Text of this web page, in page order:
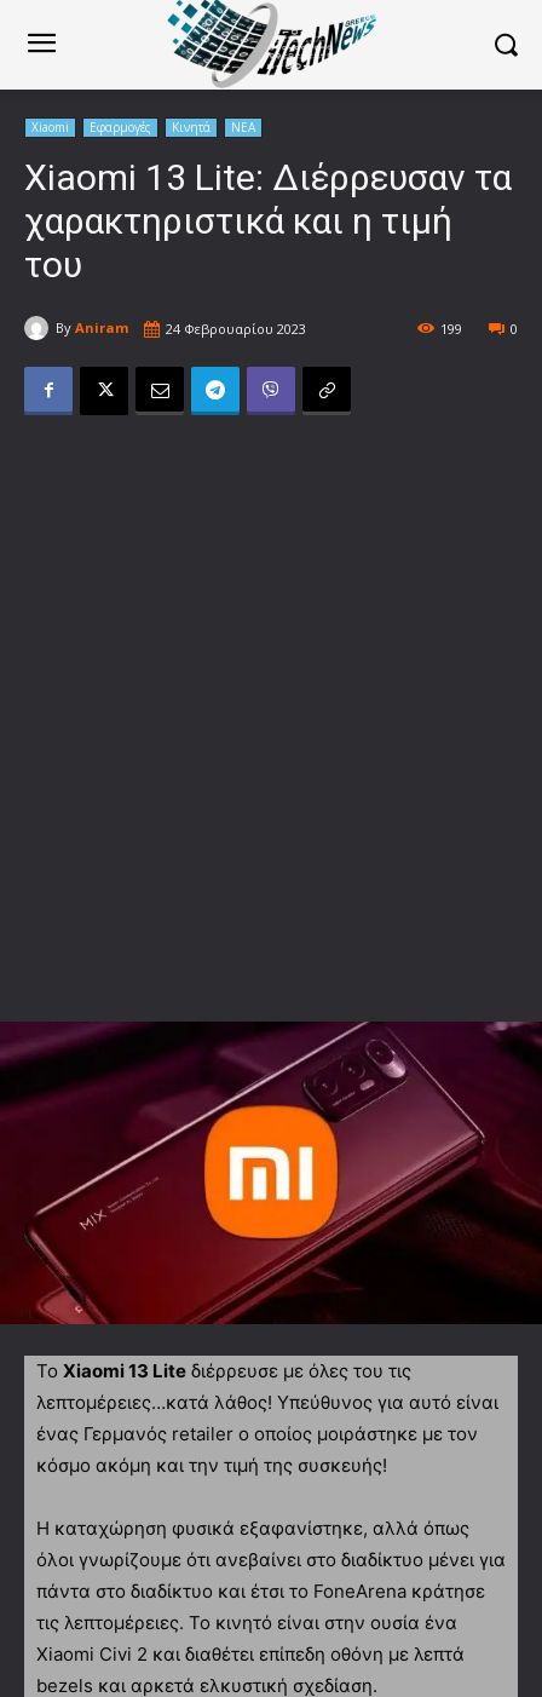
Xiaomi Εφαρμογές Κινητά ΝΕΑ
Xiaomi 13 Lite: Διέρρευσαν τα
χαρακτηριστικά και η τιμή
του
By Aniram 24 Φεβρουαρίου 2023 0
199
Το Xiaomi 13 Lite διέρρευσε με όλες του τις
λεπτομέρειες…κατά λάθος! Υπεύθυνος για αυτό είναι
ένας Γερμανός retailer ο οποίος μοιράστηκε με τον
κόσμο ακόμη και την τιμή της συσκευής!
Η καταχώρηση φυσικά εξαφανίστηκε, αλλά όπως
όλοι γνωρίζουμε ότι ανεβαίνει στο διαδίκτυο μένει για
πάντα στο διαδίκτυο και έτσι το FoneArena κράτησε
τις λεπτομέρειες. Το κινητό είναι στην ουσία ένα
Xiaomi Civi 2 και διαθέτει επίπεδη οθόνη με λεπτά
bezels και αρκετά ελκυστική σχεδίαση.